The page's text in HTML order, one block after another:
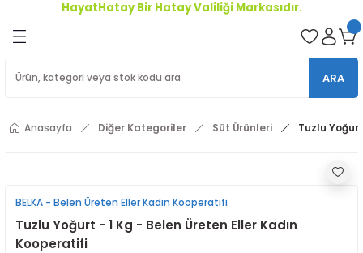
HayatHatay Bir Hatay Valiliği Markasıdır.
ARA
Anasayfa Diğer Kategoriler Süt Ürünleri Tuzlu
BELKA - Belen Üreten Eller Kadın Kooperatifi
Tuzlu Yoğurt - 1 Kg - Belen Üreten Eller Kadın
Kooperatifi